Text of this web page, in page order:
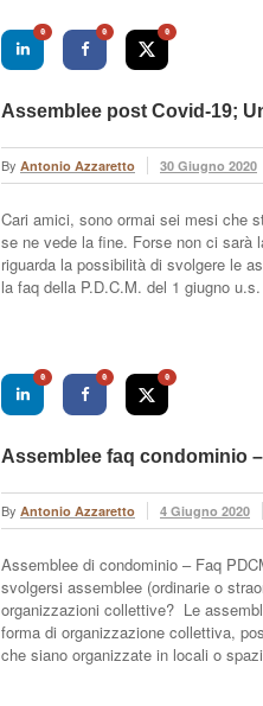
0 0 0
Assemblee post Covid-19;
By Antonio Azzaretto 30 Giugno 2020
Cari amici, sono ormai sei mesi che
se ne vede la fine. Forse non ci sarà
riguarda la possibilità di svolgere le
la faq della P.D.C.M. del 1 giugno
0 0 0
Assemblee faq condominio
By Antonio Azzaretto 4 Giugno 2020
Assemblee di condominio – Faq
svolgersi assemblee (ordinarie o
organizzazioni collettive? Le
forma di organizzazione collettiva,
che siano organizzate in locali o